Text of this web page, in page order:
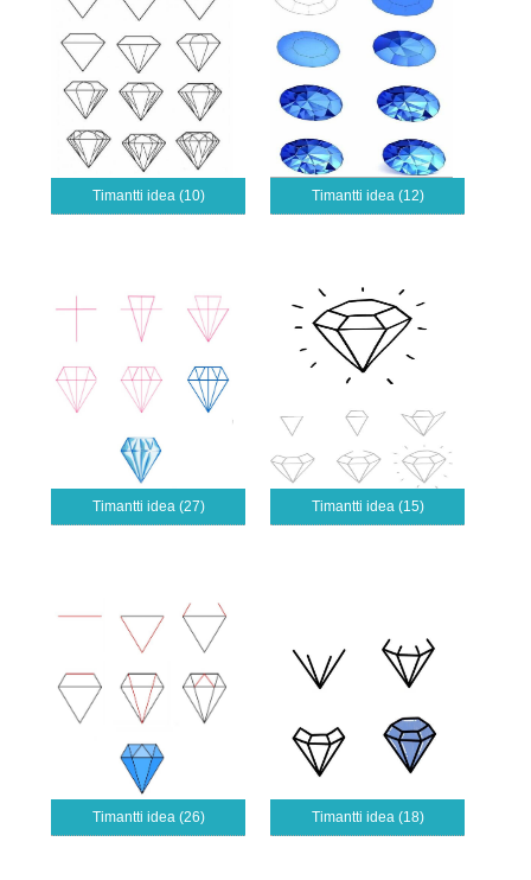
Timantti idea (10) Timantti idea (12)
Timantti idea (27) Timantti idea (15)
Timantti idea (26) Timantti idea (18)